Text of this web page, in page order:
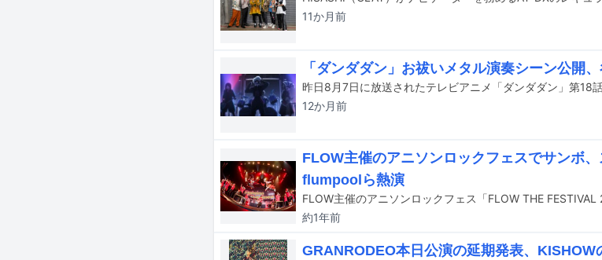
11か月前
「ダンダダン」お祓いメタル演奏シーン公開
12か月前
FLOW主催のアニソンロックフェスでサンボ、
flumpoolら熱演
約1年前
GRANRODEO本日公演の延期発表、KISHOW